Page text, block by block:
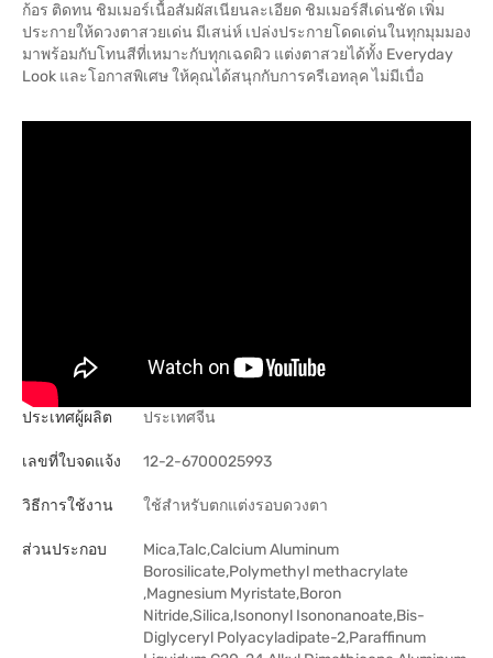
ก้อร ติดทน ชิมเมอร์เนื้อสัมผัสเนียนละเอียด ชิมเมอร์สีเด่นชัด เพิ่ม
ประกายให้ดวงตาสวยเด่น มีเสน่ห์ เปล่งประกายโดดเด่นในทุกมุมมอง
มาพร้อมกับโทนสีที่เหมาะกับทุกเฉดผิว แต่งตาสวยได้ทั้ง Everyday
Look และโอกาสพิเศษ ให้คุณได้สนุกกับการครีเอทลุค ไม่มีเบื่อ
ประเทศผู้ผลิต ประเทศจีน
เลขที่ใบจดแจ้ง 12-2-6700025993
วิธีการใช้งาน ใช้สำหรับตกแต่งรอบดวงตา
ส่วนประกอบ
Mica,Talc,Calcium Aluminum
Borosilicate,Polymethyl methacrylate
,Magnesium Myristate,Boron
Nitride,Silica,Isononyl Isononanoate,Bis-
Diglyceryl Polyacyladipate-2,Paraffinum